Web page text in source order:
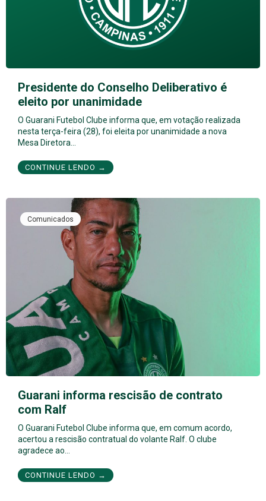
Presidente do Conselho Deliberativo é
eleito por unanimidade
O Guarani Futebol Clube informa que, em votação realizada
nesta terça-feira (28), foi eleita por unanimidade a nova
Mesa Diretora…
CONTINUE LENDO →
Comunicados
Guarani informa rescisão de contrato
com Ralf
O Guarani Futebol Clube informa que, em comum acordo,
acertou a rescisão contratual do volante Ralf. O clube
agradece ao…
CONTINUE LENDO →